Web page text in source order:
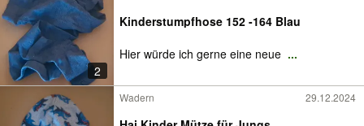
2
Kinderstumpfhose 152 -164 Blau
Hier würde ich gerne eine neue ...
Wadern 29.12.2024